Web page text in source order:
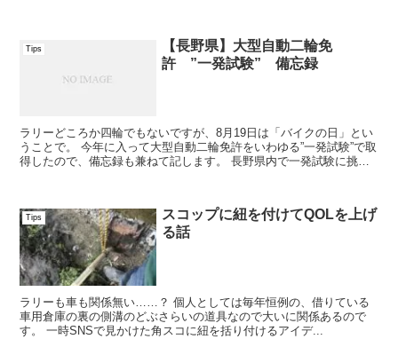
Tips
【長野県】大型自動二輪免
許 ”一発試験” 備忘録
ラリーどころか四輪でもないですが、8月19日は「バイクの日」とい
うことで。 今年に入って大型自動二輪免許をいわゆる”一発試験”で取
得したので、備忘録も兼ねて記します。 長野県内で一発試験に挑む
Tips
スコップに紐を付けてQOLを上げ
る話
ラリーも車も関係無い……？ 個人としては毎年恒例の、借りている
車用倉庫の裏の側溝のどぶさらいの道具なので大いに関係あるので
す。 一時SNSで見かけた角スコに紐を括り付けるアイデ...